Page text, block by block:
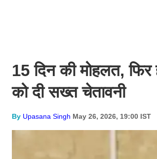
15 दिन की मोहलत, फिर
को दी सख्त चेतावनी
By Upasana Singh May 26, 2026, 19:00 IST